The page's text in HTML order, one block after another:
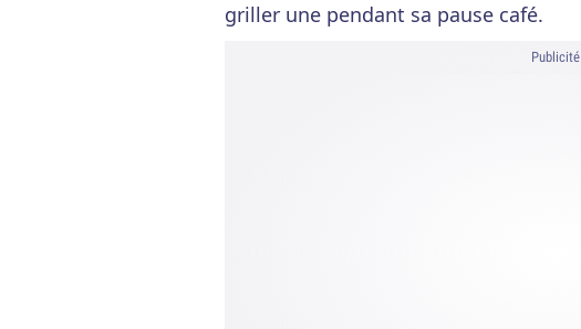
griller une pendant sa pause café.
Publicité